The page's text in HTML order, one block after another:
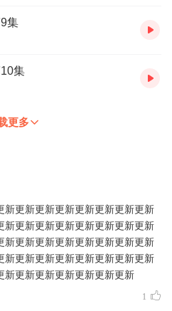
集
集
更多
新更新更新更新更新更新更新更新
新更新更新更新更新更新更新更新
新更新更新更新更新更新更新更新
新更新更新更新更新更新更新更新
新更新更新更新更新更新更新
1